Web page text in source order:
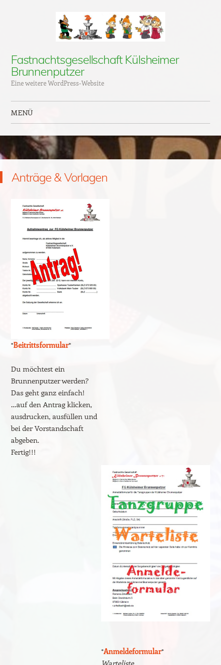
Fastnachtsgesellschaft Külsheimer
Brunnenputzer
Eine weitere WordPress-Website
MENÜ
Anträge & Vorlagen
*Beitrittsformular*
Du möchtest ein
Brunnenputzer werden?
Das geht ganz einfach!
…auf den Antrag klicken,
ausdrucken, ausfüllen und
bei der Vorstandschaft
abgeben.
Fertig!!!
*Anmeldeformular*
Warteliste